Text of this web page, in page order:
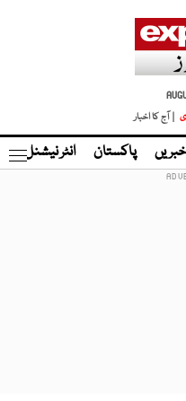
| آج کا اخبار
پاکستان انٹر نیشنل